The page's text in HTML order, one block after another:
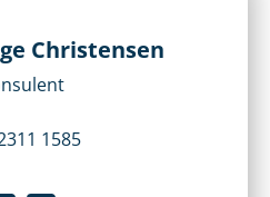
Christensen
1585